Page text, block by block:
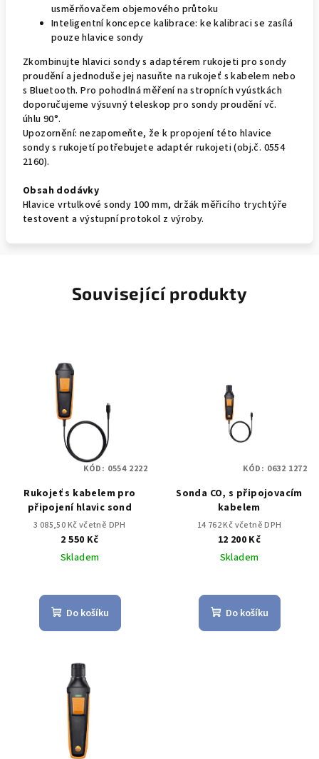
usměrňovačem objemového průtoku
Inteligentní koncepce kalibrace: ke kalibraci se zasílá
pouze hlavice sondy
Zkombinujte hlavici sondy s adaptérem rukojeti pro sondy
proudění a jednoduše jej nasuňte na rukojeť s kabelem nebo
s Bluetooth. Pro pohodlná měření na stropních vyústkách
doporučujeme výsuvný teleskop pro sondy proudění vč.
úhlu 90°.
Upozornění: nezapomeňte, že k propojení této hlavice
sondy s rukojetí potřebujete adaptér rukojeti (obj.č. 0554
2160).
Obsah dodávky
Hlavice vrtulkové sondy 100 mm, držák měřicího trychtýře
testovent a výstupní protokol z výroby.
Související produkty
Rukojeť s kabelem pro
připojení hlavic sond
3 085,50 Kč včetně DPH
2 550 Kč
Skladem
Do košíku
KÓD: 0554 2222
Sonda CO, s připojovacím
kabelem
14 762 Kč včetně DPH
12 200 Kč
Skladem
Do košíku
KÓD: 0632 1272